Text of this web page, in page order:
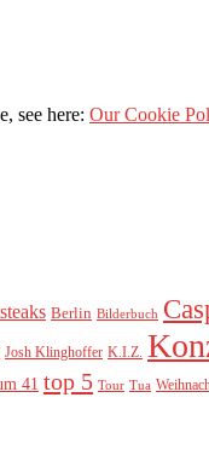
see here: Our Cookie
Berlin Bilderbuch
Josh Klinghoffer K.I.Z.
41 top 5 Tour Tua